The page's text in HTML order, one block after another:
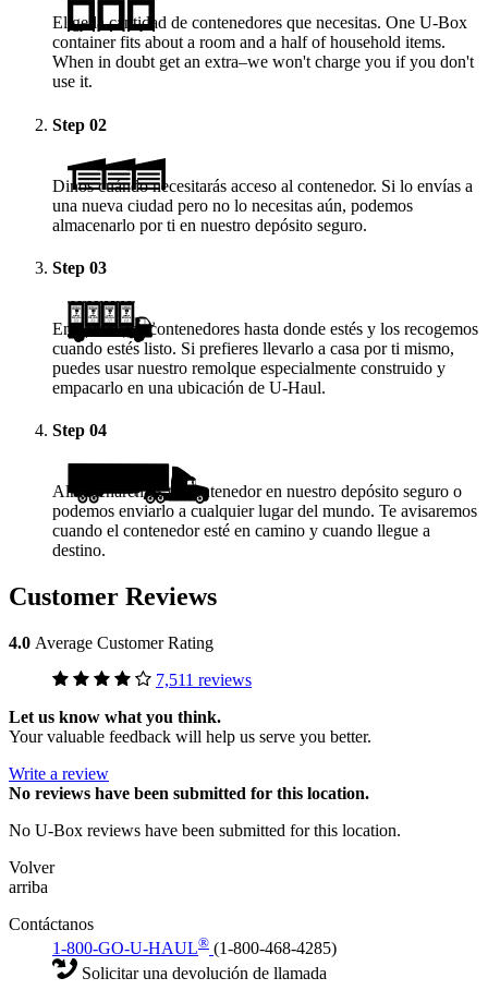
Elige la cantidad de contenedores que necesitas. One U-Box
container fits about a room and a half of household items.
When in doubt get an extra–we won't charge you if you don't
use it.
Step 02
Dinos cuándo necesitarás acceso al contenedor. Si lo envías a
una nueva ciudad pero no lo necesitas aún, podemos
almacenarlo por ti en nuestro depósito seguro.
Step 03
Enviamos los contenedores hasta donde estés y los recogemos
cuando estés listo. Si prefieres llevarlo a casa por ti mismo,
puedes usar nuestro remolque especialmente construido y
empacarlo en una ubicación de U-Haul.
Step 04
Almacenaremos tu contenedor en nuestro depósito seguro o
podemos enviarlo a cualquier lugar del mundo. Te avisaremos
cuando el contenedor esté en camino y cuando llegue a
destino.
Customer Reviews
4.0 Average Customer Rating
7,511 reviews
Let us know what you think.
Your valuable feedback will help us serve you better.
Write a review
No reviews have been submitted for this location.
No U-Box reviews have been submitted for this location.
Volver
arriba
Contáctanos
1-800-GO-U-HAUL® (1-800-468-4285)
Solicitar una devolución de llamada